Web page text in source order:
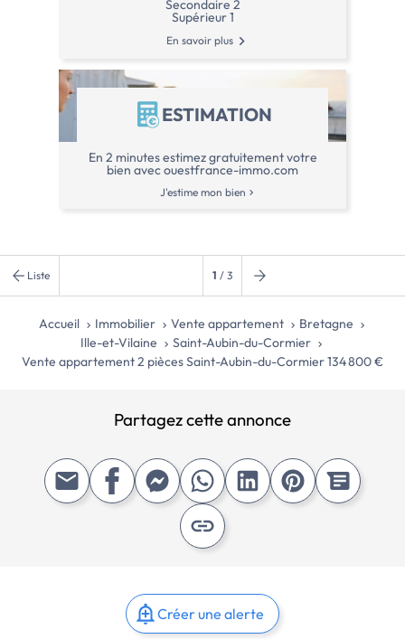
Prix du bien : 128 000,00 €
A propos de la copropriété :
Pas de procédure en cours.
Nombre de lots : 9
Charges prévisionnelles annuelles : 720,00
A propos des performances énergétiques :
Date de réalisation du diagnostic
Secondaire 2
Supérieur 1
En savoir plus
ESTIMATION
En 2 minutes estimez gratuitement votre
bien avec ouestfrance-immo.com
J'estime mon bien
Liste 1 / 3
Accueil Immobilier Vente appartement
Bretagne
Ille-et-Vilaine
Saint-Aubin-du-Cormier
Vente appartement 2 pièces Saint-Aubin-du-Cormier 134 800 €
Partagez cette annonce
Créer une alerte